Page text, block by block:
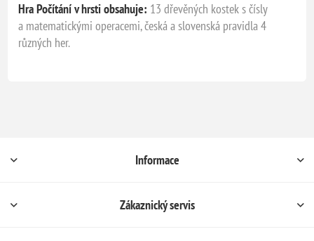
Hra Počítání v hrsti obsahuje: 13 dřevěných kostek s čísly
a matematickými operacemi, česká a slovenská pravidla 4
různých her.
Informace
Zákaznický servis